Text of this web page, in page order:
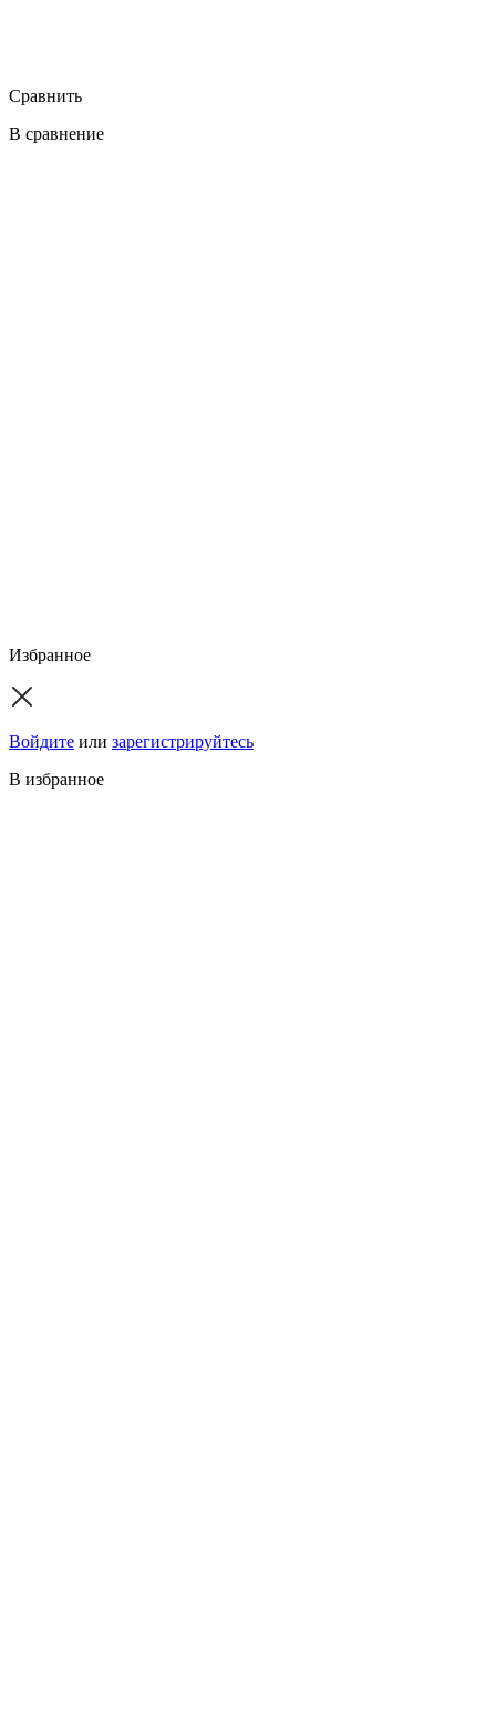
Сравнить
В сравнение
Избранное
Войдите или зарегистрируйтесь
В избранное